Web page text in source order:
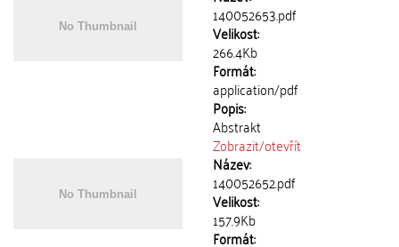
140052653.pdf
Velikost:
266.4Kb
Formát:
application/pdf
Popis:
Abstrakt
Zobrazit/otevřít
Název:
140052652.pdf
Velikost:
157.9Kb
Formát: